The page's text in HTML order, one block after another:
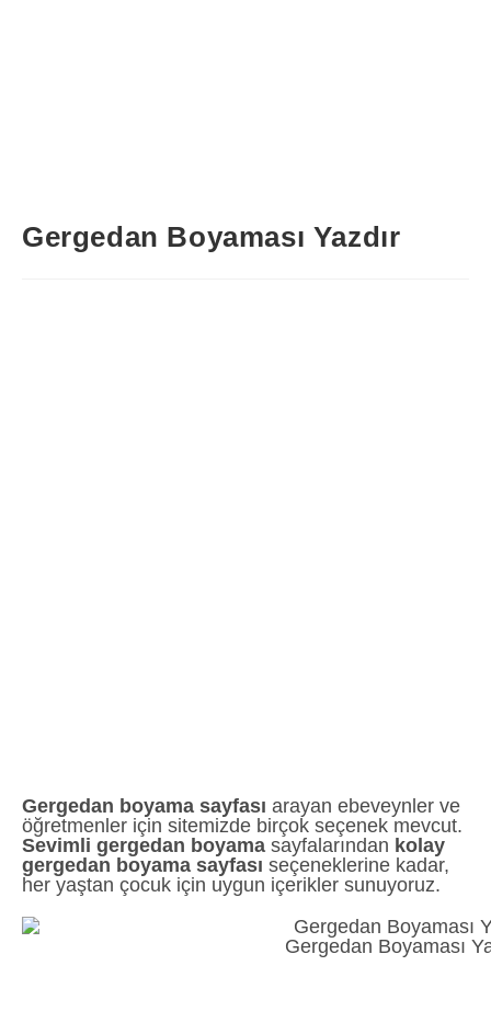
Gergedan Boyaması Yazdır
Gergedan boyama sayfası arayan ebeveynler ve
öğretmenler için sitemizde birçok seçenek mevcut.
Sevimli gergedan boyama sayfalarından kolay
gergedan boyama sayfası seçeneklerine kadar,
her yaştan çocuk için uygun içerikler sunuyoruz.
Gergedan Boyaması